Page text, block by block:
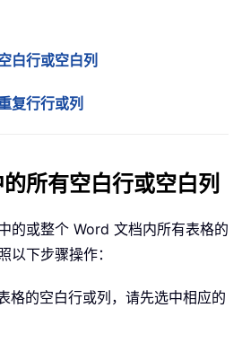
白行或空白列
复行行或列
所有空白行或空白列
的或整个 Word 文档内所有表格的
以下步骤操作：
格的空白行或列，请先选中相应的